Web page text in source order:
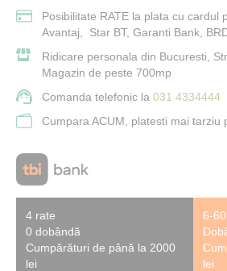
Posibilitate RATE la plata cu cardul
Avantaj, Star BT, Garanti Bank,
Ridicare personala din Bucuresti,
Magazin de peste 700mp
Comanda telefonic la 031 4334444
Cumpara ACUM, platesti mai tarziu
4 rate
0 dobândă
Cumpărături de până la 2000
lei
6-
lei